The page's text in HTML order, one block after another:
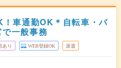
車通勤OK＊自転車・バ
一般事務
あり WEB登録OK 派遣